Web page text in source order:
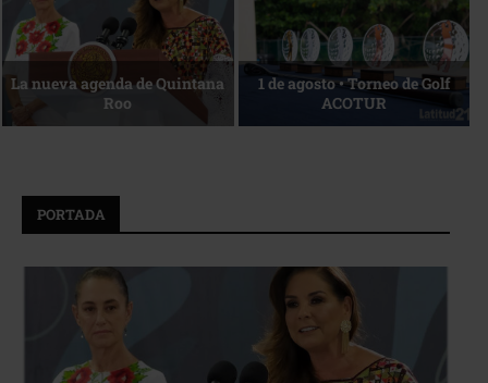
Reconocimiento de viajeros La esencia del servicio
PORTADA